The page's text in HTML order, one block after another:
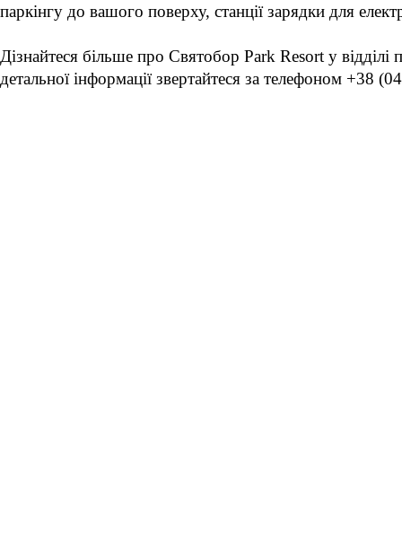
паркінгу до вашого поверху, станції зарядки для
Дізнайтеся більше про Святобор Park Resort у
детальної інформації звертайтеся за телефоном +38